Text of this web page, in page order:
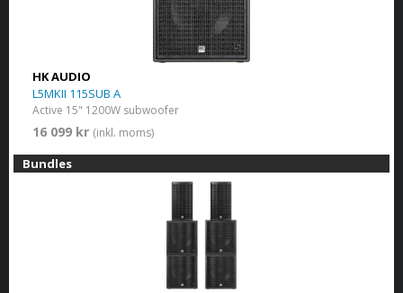
HK AUDIO
L5MKII 115SUB A
Active 15" 1200W subwoofer
16 099 kr (inkl. moms)
Bundles